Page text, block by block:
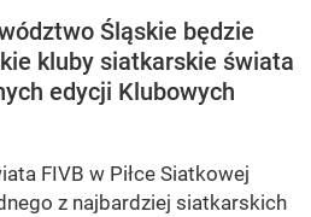
Śląskie będzie
kluby siatkarskie świata
edycji Klubowych
FIVB w Piłce Siatkowej
z najbardziej siatkarskich